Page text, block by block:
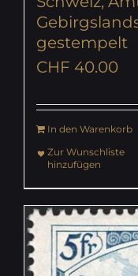
gestempelt
CHF 40.00
In den Warenkorb
Zur Wunschliste
hinzufügen